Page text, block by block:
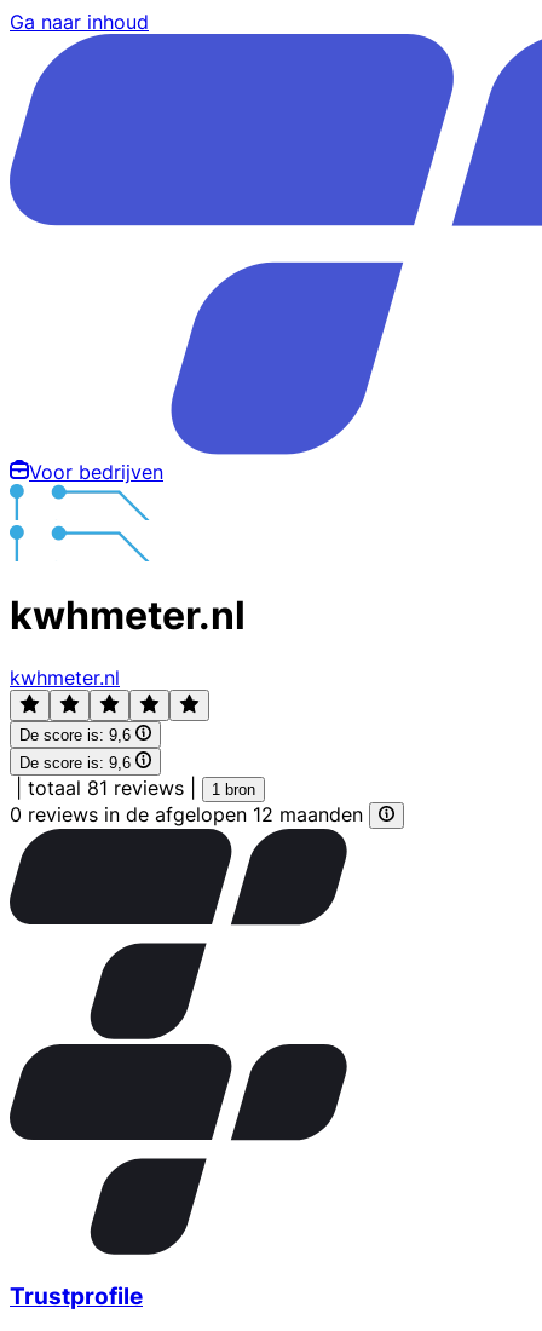
Ga naar inhoud
Voor bedrijven
kwhmeter.nl
kwhmeter.nl
De score is: 9,6
De score is: 9,6
totaal 81 reviews 1 bron
0 reviews in de afgelopen 12 maanden
Trustprofile